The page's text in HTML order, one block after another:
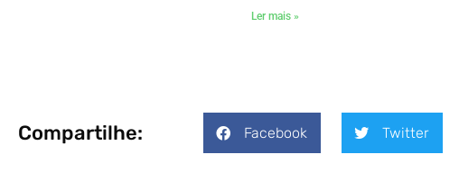
Ler mais »
Compartilhe: Facebook Twitter